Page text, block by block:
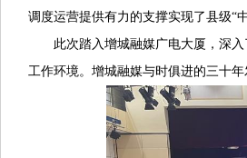
调度运营提供有力的支撑实现了县级“
此次踏入增城融媒广电大厦，深
工作环境。增城融媒与时俱进的三十